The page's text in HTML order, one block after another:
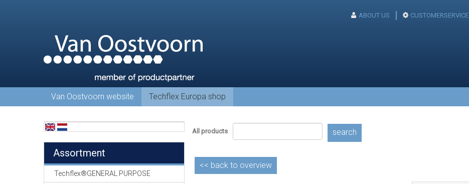
ABOUT US CUSTOMERSERVICE
Van Oostvoorn website Techflex Europa shop
Assortment
Techflex®GENERAL PURPOSE
All products search
<< back to overview